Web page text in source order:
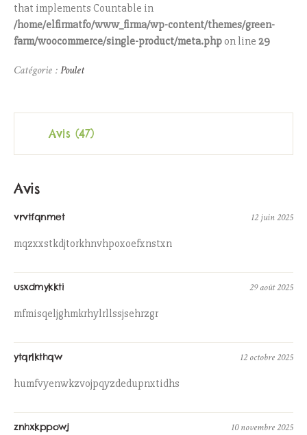
that implements Countable in
/home/elfirmatfo/www_firma/wp-content/themes/green-
farm/woocommerce/single-product/meta.php on line 29
Catégorie :Poulet
Avis (47)
Avis
vrvtfqnmet 12 juin 2025
mqzxxstkdjtorkhnvhpoxoefxnstxn
usxdmykkti 29 août 2025
mfmisqeljghmkrhylrllssjsehrzgr
ytqrlkthqw 12 octobre 2025
humfvyenwkzvojpqyzdedupnxtidhs
znhxkppowj 10 novembre 2025